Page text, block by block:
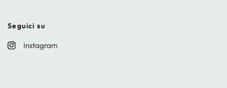
Seguici su
Instagram